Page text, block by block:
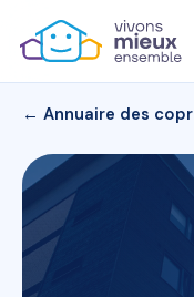
← Annuaire des